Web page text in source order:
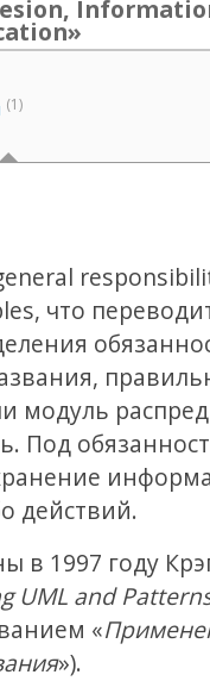
(1)
что
модуль
Под
действий.
в 1997 году
UML and
«
»).